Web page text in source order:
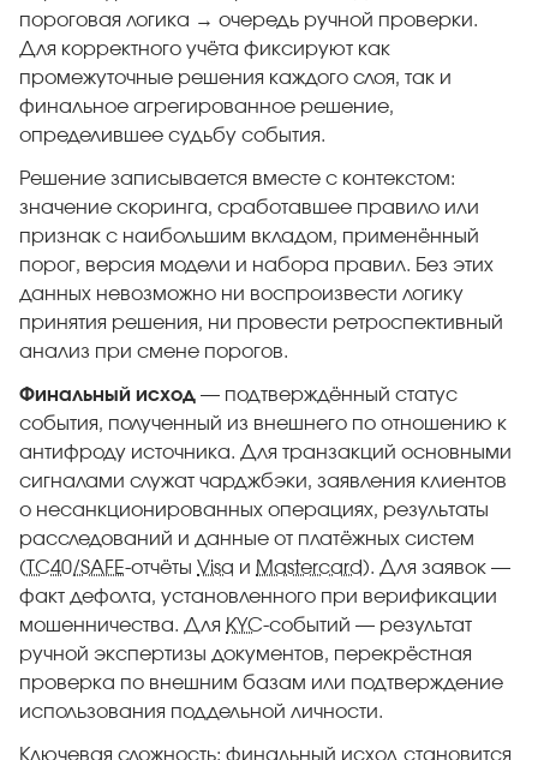
пороговая логика → очередь ручной проверки.
Для корректного учёта фиксируют как
промежуточные решения каждого слоя, так и
финальное агрегированное решение,
определившее судьбу события.
Решение записывается вместе с контекстом:
значение скоринга, сработавшее правило или
признак с наибольшим вкладом, применённый
порог, версия модели и набора правил. Без этих
данных невозможно ни воспроизвести логику
принятия решения, ни провести ретроспективный
анализ при смене порогов.
Финальный исход — подтверждённый статус
события, полученный из внешнего по отношению к
антифроду источника. Для транзакций основными
сигналами служат чарджбэки, заявления клиентов
о несанкционированных операциях, результаты
расследований и данные от платёжных систем
( TC40/SAFE-отчёты Visa и Mastercard). Для заявок —
факт дефолта, установленного при верификации
мошенничества. Для KYC-событий — результат
ручной экспертизы документов, перекрёстная
проверка по внешним базам или подтверждение
использования поддельной личности.
Ключевая сложность: финальный исход становится